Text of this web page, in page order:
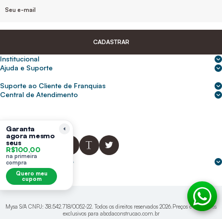
CADASTRAR
Institucional
Sobre nós
Para empresas
Ajuda e Suporte
Frete e entrega
Política de Privacidade
Privacidade e segurança
Suporte ao Cliente de Franquias
2ª Via de Boletos - Crédito ABC
Central de Atendimento
abcnasuacasa.atendimento@abcdaconstrucao.com.br
Voz: Segunda a Sexta das 08:00 às 18:00
Whatsapp: Segunda a Sexta das 08:00 às 18:00
Domingos e Feriados - sem expediente.
Formas de pagamento
Mysa S/A CNPJ: 38.542.718/0052-22. Todos os direitos reservados 2026.Preços e condições
exclusivos para abcdaconstrucao.com.br
Garanta
agora mesmo
seus
R$100,00
na primeira
compra
Quero meu
cupom